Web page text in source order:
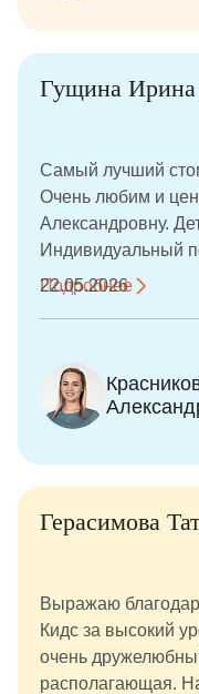
действительно
за результат.
даже с
пациентах!
Гущина Ирина
Самый лучший
Очень любим и
Александровну.
Индивидуальный
атмосфера! Лечим
Подробнее
22.05.2026
Герасимова
Выражаю
Кидс за высокий
очень
располагающая.